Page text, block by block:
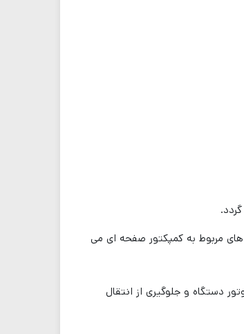
مربوط به کمپکتور صفحه ای می
دستگاه و جلوگیری از انتقال